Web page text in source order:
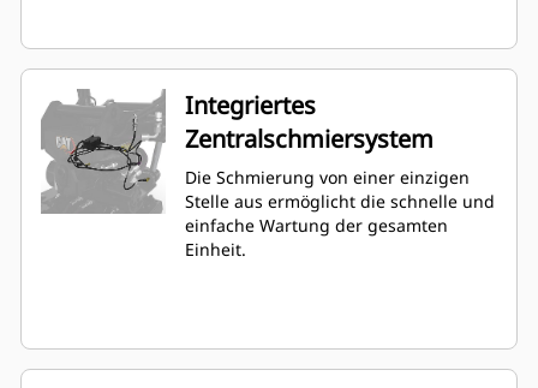
Integriertes
Zentralschmiersystem
Die Schmierung von einer einzigen
Stelle aus ermöglicht die schnelle und
einfache Wartung der gesamten
Einheit.